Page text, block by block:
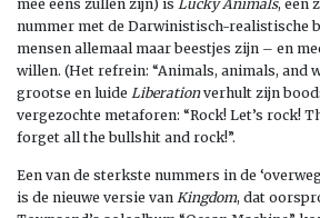
mee eens zullen zijn) is Lucky Animals, een
nummer met de Darwinistisch-realistische
mensen allemaal maar beestjes zijn – en
willen. (Het refrein: “Animals, animals, and
grootse en luide Liberationverhult zijn
vergezochte metaforen: “Rock! Let’s rock!
forget all the bullshit and rock!”.
Een van de sterkste nummers in de
is de nieuwe versie van Kingdom, dat